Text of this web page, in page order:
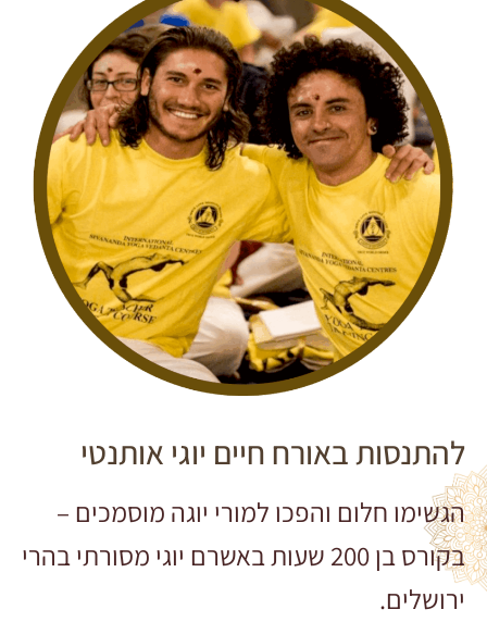
להתנסות באורח חיים יוגי אותנטי
הגשימו חלום והפכו למורי יוגה מוסמכים –
בקורס בן 200 שעות באשרם יוגי מסורתי בהרי
ירושלים.